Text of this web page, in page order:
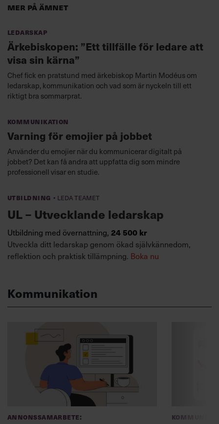
Mer på ämnet
Ledarskap
Ärkebiskopen: ”Ett tillfälle för ledare att
visa sin kärna”
Chef fick en pratstund med ärkebiskop Martin Modéus om
ledarskap, kommunikation och vad som är nyckeln till ett
riktigt bra sommarprat.
Kommunikation
Varning för emojier på jobbet
Använder du emojier när du kommunicerar digitalt på
jobbet? Det kan få andra att uppfatta dig som mindre
professionell visar en studie.
Utbildning · Leda teamet
UL – Utvecklande ledarskap
Utbildning med övernattning, 24 500 kr
Utveckla ditt ledarskap genom ökad självkännedom,
reflektion och praktisk tillämpning. Boka nu
Kommunikation
Annonssamarbete: